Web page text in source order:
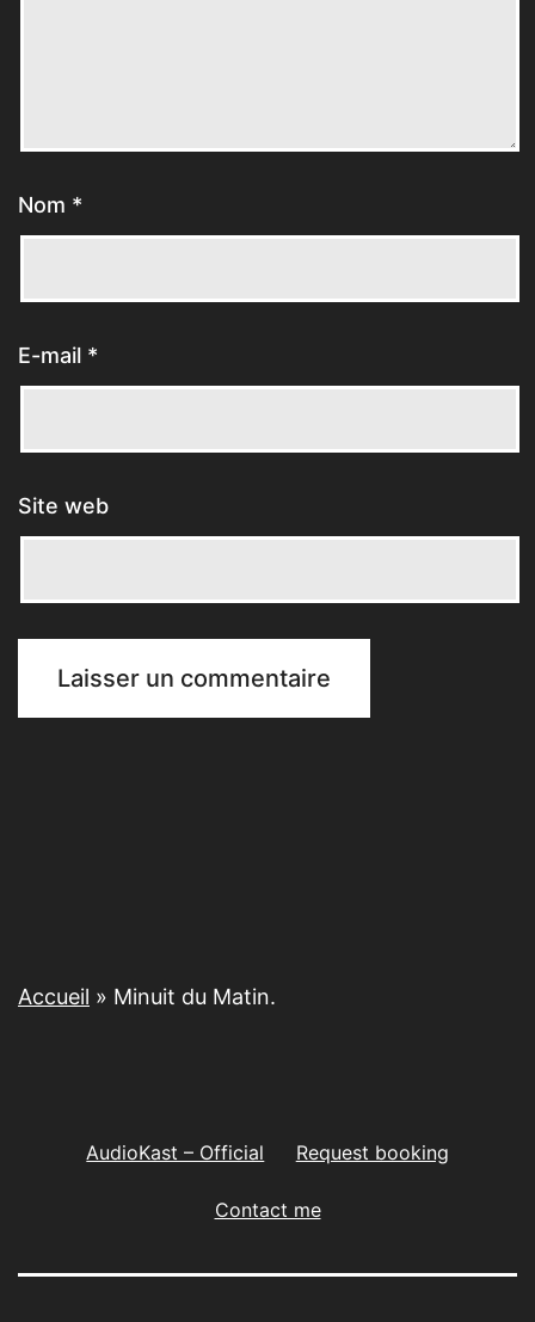
Nom *
E-mail *
Site web
Accueil » Minuit du Matin.
AudioKast – Official Request booking
Contact me